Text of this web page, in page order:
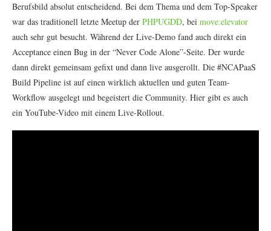
Berufsbild absolut entscheidend. Bei dem Thema und dem Top-Speaker
war das traditionell letzte Meetup der PHPUGDD, bei move:elevator
auch sehr gut besucht. Während der Live-Demo fand auch direkt ein
Acceptance einen Bug in der “Never Code Alone”-Seite. Der wurde
dann direkt gemeinsam gefixt und dann live ausgerollt. Die #NCAPaaS
Build Pipeline ist auf einen wirklich aktuellen und guten Team-
Workflow ausgelegt und begeistert die Community. Hier gibt es auch
ein YouTube-Video mit einem Live-Rollout.